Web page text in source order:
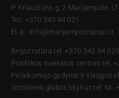
P. Kriaučiūno g. 2 Marijampolė,
Tel.: +370 343 94 021
El. p.: info@marijampolespspc.lt
Registratūra tel. +370 343 94 029
Psichikos sveikatos centras tel.
Palaikomojo gydymo ir slaugos
Socialinės globos skyrius tel. Nr.